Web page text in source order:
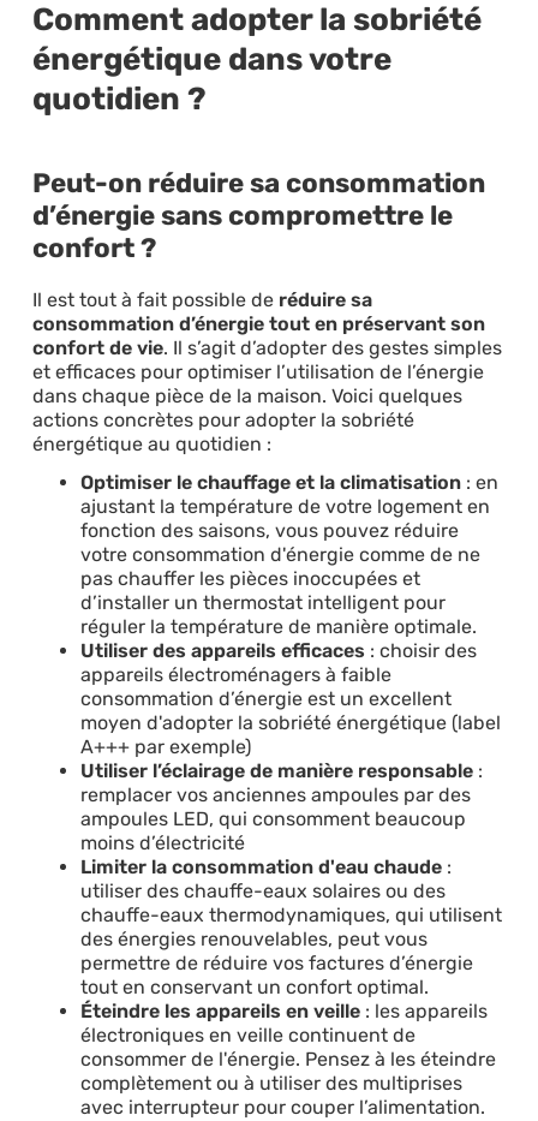
Comment adopter la sobriété
énergétique dans votre
quotidien ?
Peut-on réduire sa consommation
d’énergie sans compromettre le
confort ?
Il est tout à fait possible de réduire sa
consommation d’énergie tout en préservant son
confort de vie. Il s’agit d’adopter des gestes simples
et efficaces pour optimiser l’utilisation de l’énergie
dans chaque pièce de la maison. Voici quelques
actions concrètes pour adopter la sobriété
énergétique au quotidien :
Optimiser le chauffage et la climatisation: en
ajustant la température de votre logement en
fonction des saisons, vous pouvez réduire
votre consommation d'énergie comme de ne
pas chauffer les pièces inoccupées et
d’installer un thermostat intelligent pour
réguler la température de manière optimale.
Utiliser des appareils efficaces : choisir des
appareils électroménagers à faible
consommation d’énergie est un excellent
moyen d'adopter la sobriété énergétique (label
A+++ par exemple)
Utiliser l’éclairage de manière responsable:
remplacer vos anciennes ampoules par des
ampoules LED, qui consomment beaucoup
moins d’électricité
Limiter la consommation d'eau chaude :
utiliser des chauffe-eaux solaires ou des
chauffe-eaux thermodynamiques, qui utilisent
des énergies renouvelables, peut vous
permettre de réduire vos factures d’énergie
tout en conservant un confort optimal.
Éteindre les appareils en veille : les appareils
électroniques en veille continuent de
consommer de l'énergie. Pensez à les éteindre
complètement ou à utiliser des multiprises
avec interrupteur pour couper l’alimentation.